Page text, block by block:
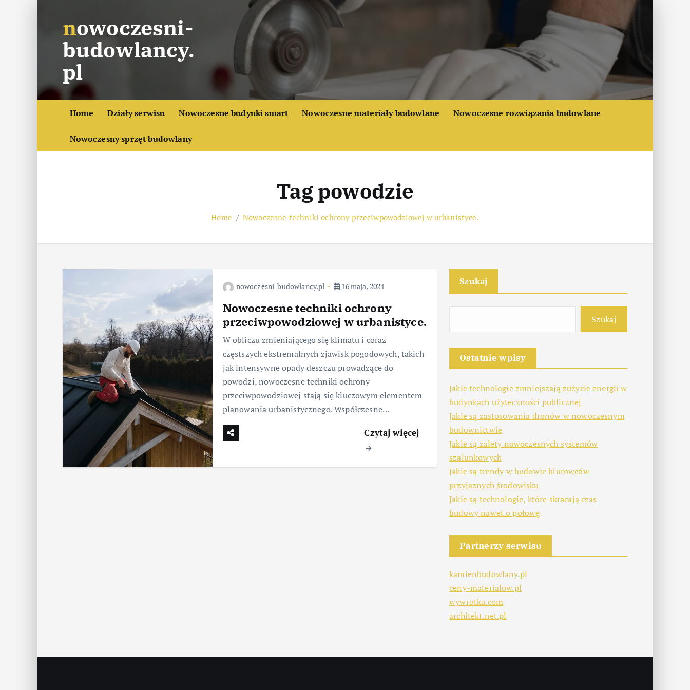
c
o
nowoczesni-
budowlancy.
pl
Home Działy serwisu Nowoczesne budynki smart Nowoczesne materiały budowlane Nowoczesne rozwiązania budowlane
Nowoczesny sprzęt budowlany
Tag powodzie
Home Nowoczesne techniki ochrony przeciwpowodziowej w urbanistyce.
nowoczesni-budowlancy.pl 16 maja, 2024
Nowoczesne techniki ochrony
przeciwpowodziowej w urbanistyce.
W obliczu zmieniającego się klimatu i coraz
częstszych ekstremalnych zjawisk pogodowych, takich
jak intensywne opady deszczu prowadzące do
powodzi, nowoczesne techniki ochrony
przeciwpowodziowej stają się kluczowym elementem
planowania urbanistycznego. Współczesne…
Czytaj więcej
Szukaj
Szukaj
Ostatnie wpisy
Jakie technologie zmniejszają zużycie energii w
budynkach użyteczności publicznej
Jakie są zastosowania dronów w nowoczesnym
budownictwie
Jakie są zalety nowoczesnych systemów
szalunkowych
Jakie są trendy w budowie biurowców
przyjaznych środowisku
Jakie są technologie, które skracają czas
budowy nawet o połowę
Partnerzy serwisu
kamienbudowlany.pl
ceny-materialow.pl
wywrotka.com
architekt.net.pl